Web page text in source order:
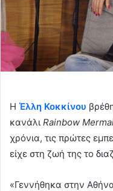
Η Έλλη Κοκκίνου
κανάλι Rainbow
χρόνια, τις πρώτες
είχε στη ζωή της το
«Γεννήθηκα στην